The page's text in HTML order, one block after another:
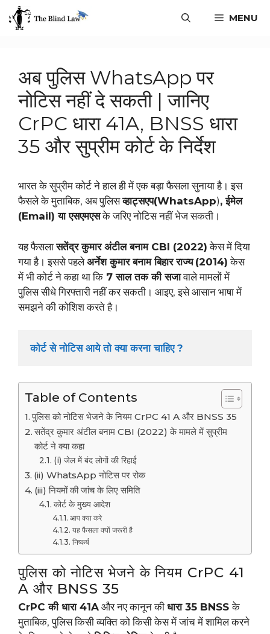
MENU
अब पुलिस WhatsApp पर
नोटिस नहीं दे सकती | जानिए
CrPC धारा 41A, BNSS धारा
35 और सुप्रीम कोर्ट के निर्देश
भारत के सुप्रीम कोर्ट ने हाल ही में एक बड़ा फैसला सुनाया है। इस
फैसले के मुताबिक, अब पुलिसव्हाट्सएप(WhatsApp), ईमेल
(Email) या एसएमएसके जरिए नोटिस नहीं भेज सकती।
यह फैसलासतेंद्र कुमार अंटील बनाम CBI (2022) केस में दिया
गया है। इससे पहलेअर्नेश कुमार बनाम बिहार राज्य (2014) केस
में भी कोर्ट ने कहा था कि 7 साल तक की सजावाले मामलों में
पुलिस सीधे गिरफ्तारी नहीं कर सकती। आइए, इसे आसान भाषा में
समझने की कोशिश करते है।
कोर्ट से नोटिस आये तो क्या करना चाहिए ?
Table of Contents
पुलिस को नोटिस भेजने के नियम CrPC 41 A और BNSS 35
सतेंद्र कुमार अंटील बनाम CBI (2022) के मामले में सुप्रीम
कोर्ट ने क्या कहा
(i) जेल में बंद लोगों की रिहाई
(ii) WhatsApp नोटिस पर रोक
(iii) नियमों की जांच के लिए समिति
कोर्ट के मुख्य आदेश
आप क्या करे
यह फैसला क्यों जरूरी है
निष्कर्ष
पुलिस को नोटिस भेजने के नियम CrPC 41
A और BNSS 35
CrPC की धारा 41A और नए कानून की धारा 35 BNSSके
मुताबिक, पुलिस किसी व्यक्ति को किसी केस में जांच में शामिल करने